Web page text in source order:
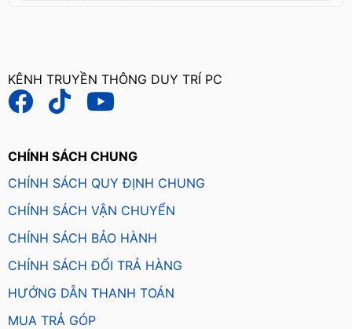
KÊNH TRUYỀN THÔNG DUY TRÍ PC
CHÍNH SÁCH CHUNG
CHÍNH SÁCH QUY ĐỊNH CHUNG
CHÍNH SÁCH VẬN CHUYỂN
CHÍNH SÁCH BẢO HÀNH
CHÍNH SÁCH ĐỔI TRẢ HÀNG
HƯỚNG DẪN THANH TOÁN
MUA TRẢ GÓP